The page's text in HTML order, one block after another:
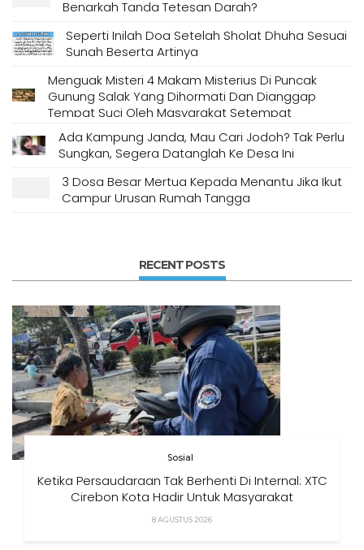
Benarkah Tanda Tetesan Darah?
Seperti Inilah Doa Setelah Sholat Dhuha Sesuai
Sunah Beserta Artinya
Menguak Misteri 4 Makam Misterius Di Puncak
Gunung Salak Yang Dihormati Dan Dianggap
Tempat Suci Oleh Masyarakat Setempat
Ada Kampung Janda, Mau Cari Jodoh? Tak Perlu
Sungkan, Segera Datanglah Ke Desa Ini
3 Dosa Besar Mertua Kepada Menantu Jika Ikut
Campur Urusan Rumah Tangga
RECENT POSTS
Sosial
Ketika Persaudaraan Tak Berhenti Di Internal: XTC
Cirebon Kota Hadir Untuk Masyarakat
8 AGUSTUS 2026